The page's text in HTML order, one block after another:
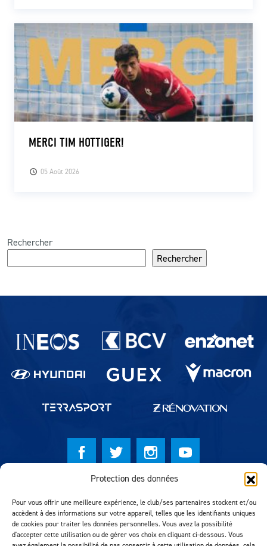
Protection des données
Pour vous offrir une meilleure expérience, le club/ses partenaires stockent et/ou
accèdent à des informations sur votre appareil, telles que les identifiants uniques
de cookies pour traiter les données personnelles. Vous avez la possibilité
d'accepter cette utilisation ou de gérer vos choix en cliquant ci-dessous. Vous
05 Août 2026
MERCI TIM HOTTIGER!
Rechercher
Rechercher
Partenaires du lausanne-Sport
Réalisation MTM Agency